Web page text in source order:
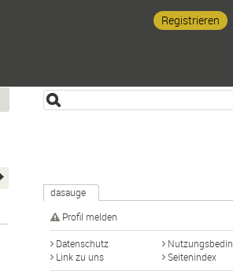
Registrieren
dasauge
Profil melden
Datenschutz
Link zu uns
Seitenindex